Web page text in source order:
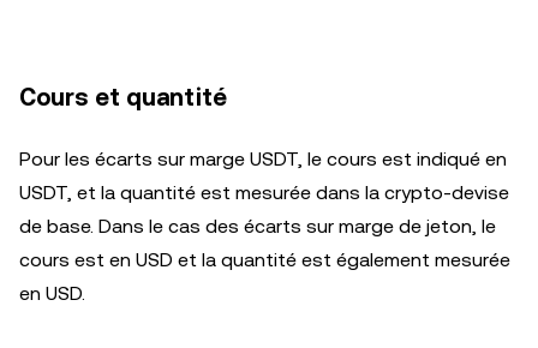
Cours et quantité
Pour les écarts sur marge USDT, le cours est indiqué en
USDT, et la quantité est mesurée dans la crypto-devise
de base. Dans le cas des écarts sur marge de jeton, le
cours est en USD et la quantité est également mesurée
en USD.